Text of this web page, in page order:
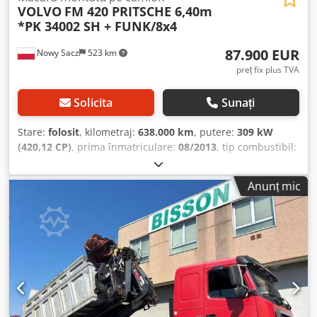
Nowy Sacz 523 km
VOLVO FM 420 PRITSCHE 6,40m
*PK 34002 SH + FUNK/8x4
87.900 EUR
preț fix plus TVA
Solicita Sunați
Stare: folosit, kilometraj: 638.000 km, putere: 309 kW
(420,12 CP), prima înmatriculare: 08/2013, tip combustibil:
32.000 kg
axe, culoare:roșu, tip de angrenaj:mecanic, lungimea
, lățimea spațiului de
încărcare:
, înălțime spațiu de încărcare: 800
, An de fabricație: 2013, Dotări:ABS, aer condiționat,
macara, Volvo FM 420 / 8x4 Basculantă 6,40 m + MACARA +
CONTROL LA DISTANȚĂ Fără accidente În stare bună! ? AN
DE FABRICAȚIE: 2013 ? KILOMETRAJ: 638 000 km DOTĂRI:
Cjdpfx Aezmc Dpoh Eoha ? ABS ? GEAMURI ELECTRICE ?
OGlinzi ELECTRICE ? DIRECȚIE ASISTATĂ ? TAHOGRAF ? AER
CONDIȚIONAT BASCULANTĂ: 640 x 247 x 80 cm (L x l x h)
Anunț mic